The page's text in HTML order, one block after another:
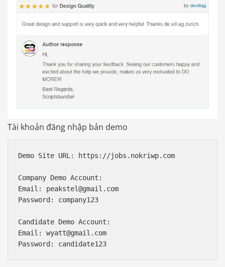
Tài khoản đăng nhập bản demo
Demo Site URL: https://jobs.nokriwp.com
Company Demo Account:
Email: peakstel@gmail.com
Password: company123
Candidate Demo Account:
Email: wyatt@gmail.com